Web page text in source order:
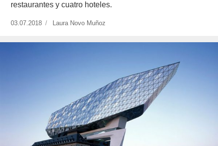
restaurantes y cuatro hoteles.
Publicado
03.07.2018
https://www.experimenta.es/author/laura-
munoz/
Laura Novo Muñoz